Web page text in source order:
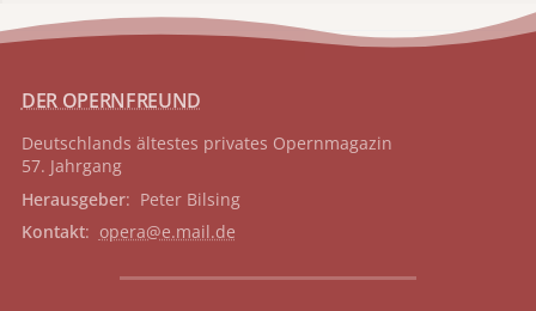
DER OPERNFREUND
Deutschlands ältestes privates Opernmagazin
57. Jahrgang
Herausgeber: Peter Bilsing
Kontakt: opera@e.mail.de